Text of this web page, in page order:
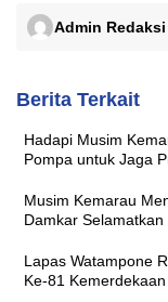
Admin Redaksi
Berita Terkait
Hadapi Musim
Pompa untuk Jaga
Musim Kemarau
Damkar Selamatkan
Lapas Watampone
Ke-81 Kemerdekaan